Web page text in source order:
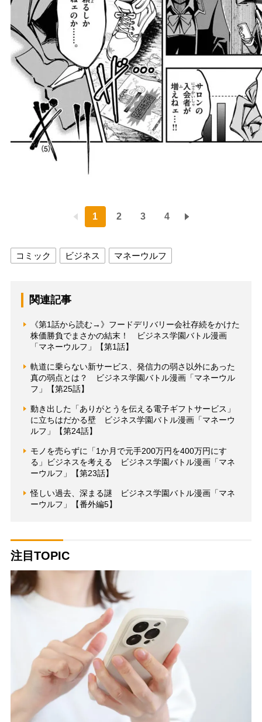
1 2 3 4
コミック ビジネス マネーウルフ
関連記事
《第1話から読む→》フードデリバリー会社存続をかけた
株価勝負でまさかの結末！ ビジネス学園バトル漫画
「マネーウルフ」【第1話】
軌道に乗らない新サービス、発信力の弱さ以外にあった
真の弱点とは？ ビジネス学園バトル漫画「マネーウル
フ」【第25話】
動き出した「ありがとうを伝える電子ギフトサービス」
に立ちはだかる壁 ビジネス学園バトル漫画「マネーウ
ルフ」【第24話】
モノを売らずに「1か月で元手200万円を400万円にす
る」ビジネスを考える ビジネス学園バトル漫画「マネ
ーウルフ」【第23話】
怪しい過去、深まる謎 ビジネス学園バトル漫画「マネ
ーウルフ」【番外編5】
注目TOPIC